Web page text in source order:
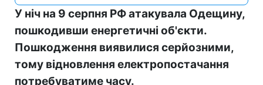
У ніч на 9 серпня РФ атакувала Одещину,
пошкодивши енергетичні об'єкти.
Пошкодження виявилися серйозними,
тому відновлення електропостачання
потребуватиме часу.